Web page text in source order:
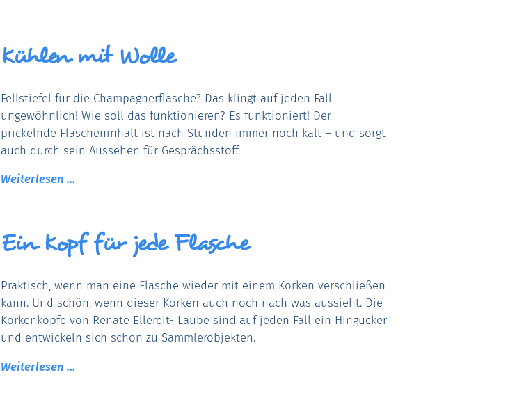
Kühlen mit Wolle
Fellstiefel für die Champagnerflasche? Das klingt auf jeden Fall
ungewöhnlich! Wie soll das funktionieren? Es funktioniert! Der
prickelnde Flascheninhalt ist nach Stunden immer noch kalt – und sorgt
auch durch sein Aussehen für Gesprächsstoff.
Weiterlesen …
Ein Kopf für jede Flasche
Praktisch, wenn man eine Flasche wieder mit einem Korken verschließen
kann. Und schön, wenn dieser Korken auch noch nach was aussieht. Die
Korkenköpfe von Renate Ellereit- Laube sind auf jeden Fall ein Hingucker
und entwickeln sich schon zu Sammlerobjekten.
Weiterlesen …